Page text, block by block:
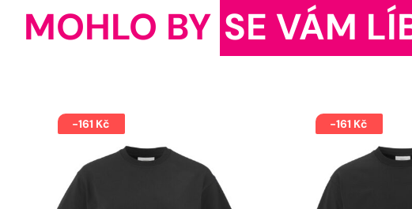
MOHLO BY SE VÁM
-161 Kč -161 Kč